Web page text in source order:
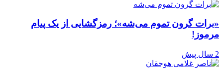
«برات گرون تموم می‌شه»؛ رمزگشایی از یک پیام
مرموز!
2 سال پیش